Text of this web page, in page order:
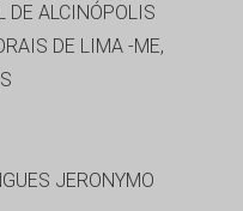
DE ALCINÓPOLIS
DE LIMA -ME,
JERONYMO